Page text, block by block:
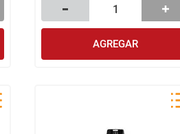
AGREGAR